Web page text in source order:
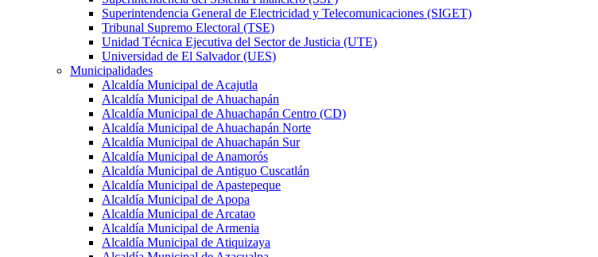
Superintendencia General de Electricidad y Telecomunicaciones (SIGET)
Tribunal Supremo Electoral (TSE)
Unidad Técnica Ejecutiva del Sector de Justicia (UTE)
Universidad de El Salvador (UES)
Municipalidades
Alcaldía Municipal de Acajutla
Alcaldía Municipal de Ahuachapán
Alcaldía Municipal de Ahuachapán Centro (CD)
Alcaldía Municipal de Ahuachapán Norte
Alcaldía Municipal de Ahuachapán Sur
Alcaldía Municipal de Anamorós
Alcaldía Municipal de Antiguo Cuscatlán
Alcaldía Municipal de Apastepeque
Alcaldía Municipal de Apopa
Alcaldía Municipal de Arcatao
Alcaldía Municipal de Armenia
Alcaldía Municipal de Atiquizaya